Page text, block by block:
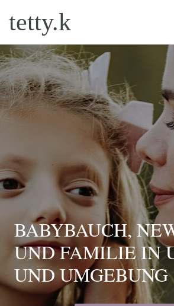
Zum
Inhalt
springen
tetty.k
BABYBAUCH,
UND FAMILIE IN
UND UMGEBUNG